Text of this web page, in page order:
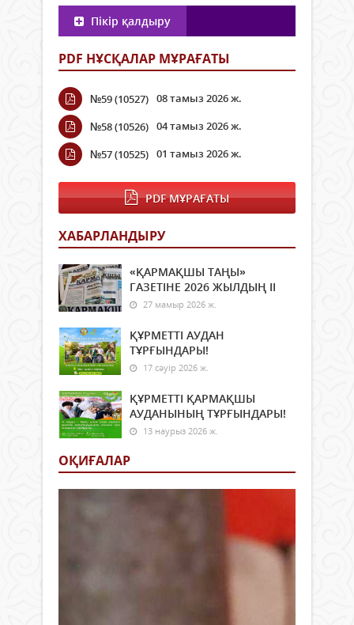
Пікір қалдыру
PDF НҰСҚАЛАР МҰРАҒАТЫ
№59 (10527) 08 тамыз 2026 ж.
№58 (10526) 04 тамыз 2026 ж.
№57 (10525) 01 тамыз 2026 ж.
PDF МҰРАҒАТЫ
ХАБАРЛАНДЫРУ
«ҚАРМАҚШЫ ТАҢЫ»
ГАЗЕТІНЕ 2026 ЖЫЛДЫҢ ІI
27 мамыр 2026 ж.
ҚҰРМЕТТІ АУДАН
ТҰРҒЫНДАРЫ!
17 сәуір 2026 ж.
ҚҰРМЕТТІ ҚАРМАҚШЫ
АУДАНЫНЫҢ ТҰРҒЫНДАРЫ!
13 наурыз 2026 ж.
ОҚИҒАЛАР